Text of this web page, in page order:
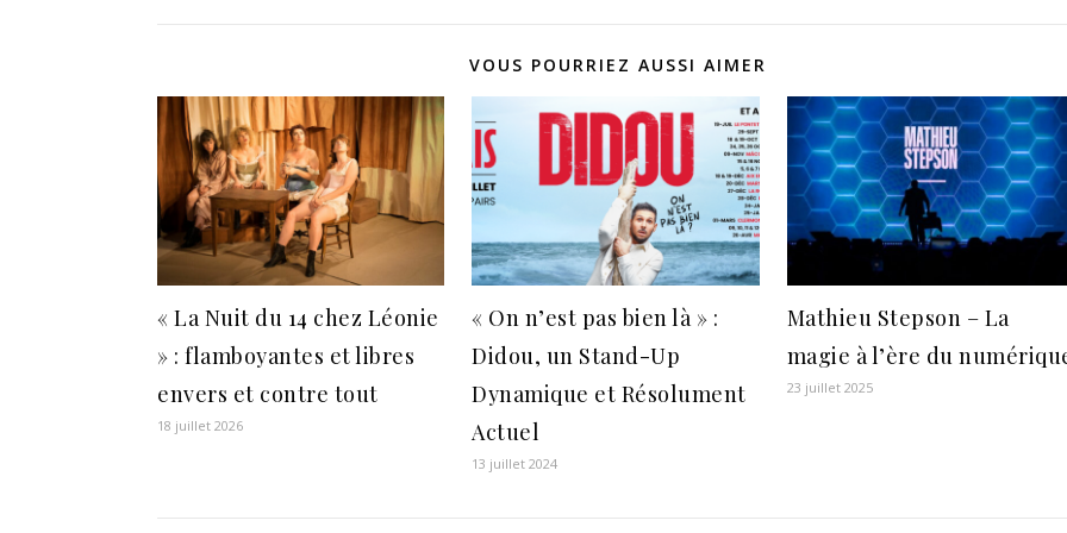
VOUS POURRIEZ AUSSI AIMER
« La Nuit du 14 chez Léonie
» : flamboyantes et libres
envers et contre tout
18 juillet 2026
« On n’est pas bien là » :
Didou, un Stand-Up
Dynamique et Résolument
Actuel
13 juillet 2024
Mathieu Stepson – La
magie à l’ère du
23 juillet 2025